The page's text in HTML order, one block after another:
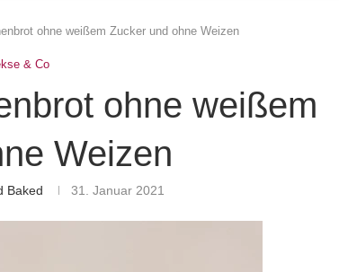
ohne weißem Zucker und ohne Weizen
& Co
ohne weißem
Weizen
Baked 31. Januar 2021